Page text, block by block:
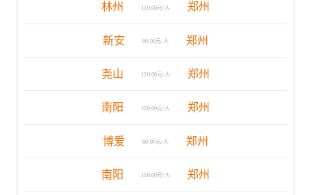
林州 120.00元/人 郑州
新安 90.00元/人 郑州
尧山 120.00元/人 郑州
南阳 100.00元/人 郑州
博爱 60.00元/人 郑州
南阳 100.00元/人 郑州